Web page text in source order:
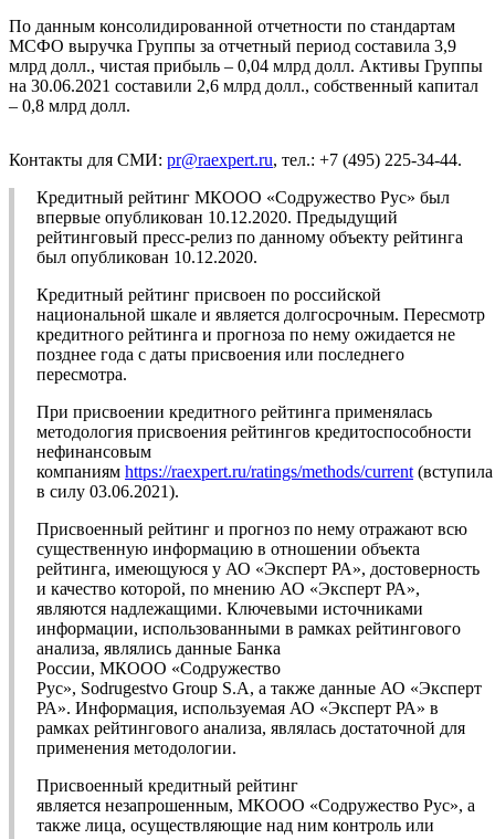
По данным консолидированной отчетности по стандартам
МСФО выручка Группы за отчетный период составила 3,9
млрд долл., чистая прибыль – 0,04 млрд долл. Активы Группы
на 30.06.2021 составили 2,6 млрд долл., собственный капитал
– 0,8 млрд долл.
Контакты для СМИ: pr@raexpert.ru, тел.: +7 (495) 225-34-44.
Кредитный рейтинг МКООО «Содружество Рус» был
впервые опубликован 10.12.2020. Предыдущий
рейтинговый пресс-релиз по данному объекту рейтинга
был опубликован 10.12.2020.
Кредитный рейтинг присвоен по российской
национальной шкале и является долгосрочным. Пересмотр
кредитного рейтинга и прогноза по нему ожидается не
позднее года с даты присвоения или последнего
пересмотра.
При присвоении кредитного рейтинга применялась
методология присвоения рейтингов кредитоспособности
нефинансовым
компаниям https://raexpert.ru/ratings/methods/current (вступила
в силу 03.06.2021).
Присвоенный рейтинг и прогноз по нему отражают всю
существенную информацию в отношении объекта
рейтинга, имеющуюся у АО «Эксперт РА», достоверность
и качество которой, по мнению АО «Эксперт РА»,
являются надлежащими. Ключевыми источниками
информации, использованными в рамках рейтингового
анализа, являлись данные Банка
России, МКООО «Содружество
Рус», Sodrugestvo Group S.A, а также данные АО «Эксперт
РА». Информация, используемая АО «Эксперт РА» в
рамках рейтингового анализа, являлась достаточной для
применения методологии.
Присвоенный кредитный рейтинг
является незапрошенным, МКООО «Содружество Рус», а
также лица, осуществляющие над ним контроль или